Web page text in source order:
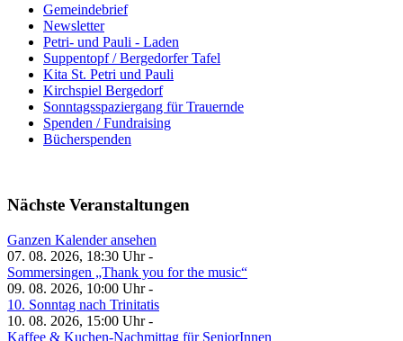
Gemeindebrief
Newsletter
Petri- und Pauli - Laden
Suppentopf / Bergedorfer Tafel
Kita St. Petri und Pauli
Kirchspiel Bergedorf
Sonntagsspaziergang für Trauernde
Spenden / Fundraising
Bücherspenden
Nächste Veranstaltungen
Ganzen Kalender ansehen
07. 08. 2026, 18:30 Uhr -
Sommersingen „Thank you for the music“
09. 08. 2026, 10:00 Uhr -
10. Sonntag nach Trinitatis
10. 08. 2026, 15:00 Uhr -
Kaffee & Kuchen-Nachmittag für SeniorInnen